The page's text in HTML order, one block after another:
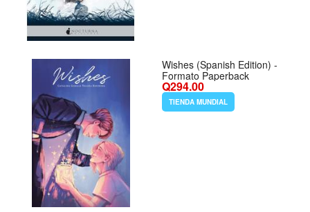
Wishes (Spanish Edition) -
Formato Paperback
Q294.00
TIENDA MUNDIAL